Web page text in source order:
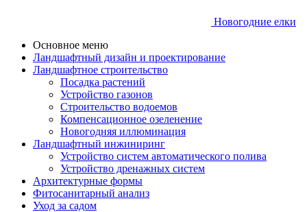
Новогодние елки
Основное меню
Ландшафтный дизайн и проектирование
Ландшафтное строительство
Посадка растений
Устройство газонов
Строительство водоемов
Компенсационное озеленение
Новогодняя иллюминация
Ландшафтный инжиниринг
Устройство систем автоматического полива
Устройство дренажных систем
Aрхитектурные формы
Фитосанитарный анализ
Уход за садом